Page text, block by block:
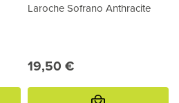
Laroche Sofrano Anthracite
19,50 €
Προσθήκη